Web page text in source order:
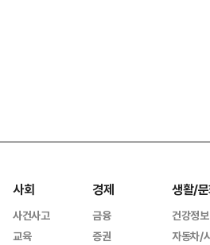
사회
사건사고
교육
경제
금융
증권
생활/
건강정보
자동차/